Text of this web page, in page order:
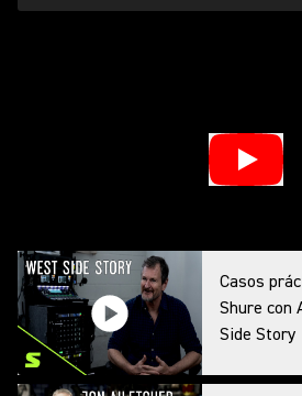
Casos
Shure con
Side Story